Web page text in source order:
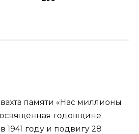
памяти «Нас миллионы
годовщине
1941 году и подвигу 28